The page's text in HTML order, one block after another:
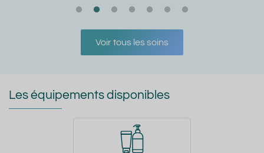
Voir tous les soins
Les équipements disponibles